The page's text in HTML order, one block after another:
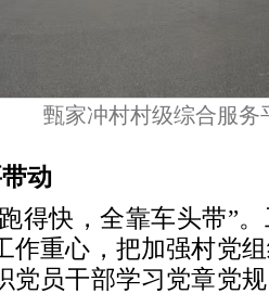
甄家冲村村级综合服务
动
得快，全靠车头带”
作重心，把加强村党
党员干部学习党章党